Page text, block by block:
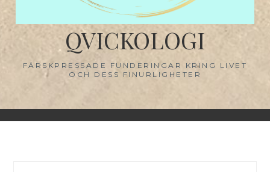
QVICKOLOGI
FÄRSKPRESSADE FUNDERINGAR KRING LIVET
OCH DESS FINURLIGHETER